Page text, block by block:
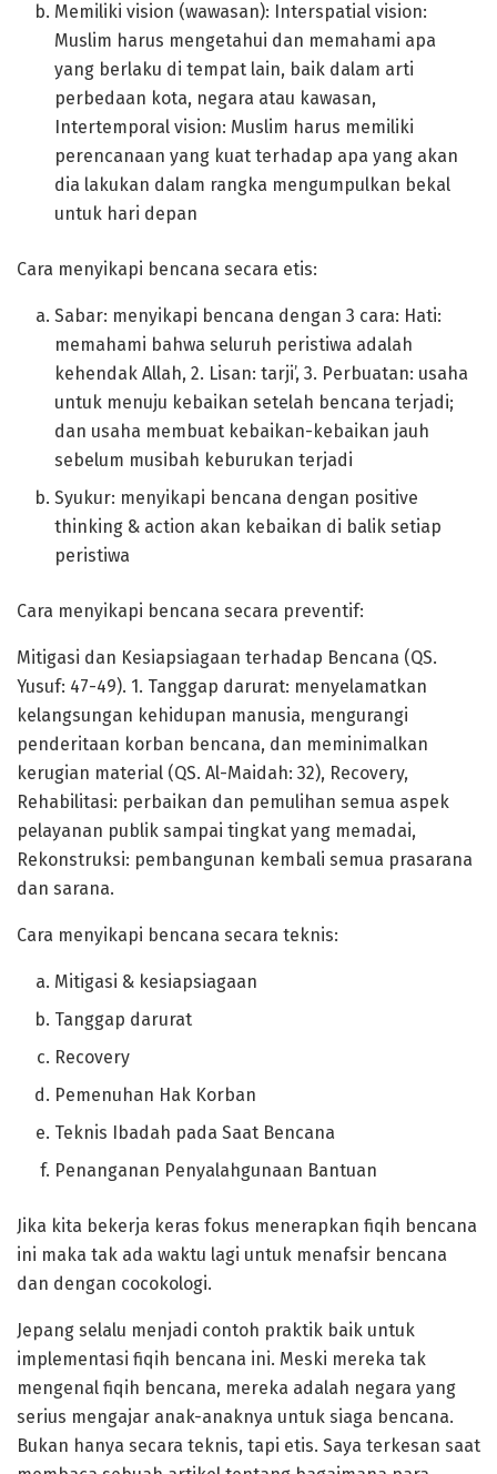
Memiliki vision (wawasan): Interspatial vision:
Muslim harus mengetahui dan memahami apa
yang berlaku di tempat lain, baik dalam arti
perbedaan kota, negara atau kawasan,
Intertemporal vision: Muslim harus memiliki
perencanaan yang kuat terhadap apa yang akan
dia lakukan dalam rangka mengumpulkan bekal
untuk hari depan
Cara menyikapi bencana secara etis:
Sabar: menyikapi bencana dengan 3 cara: Hati:
memahami bahwa seluruh peristiwa adalah
kehendak Allah, 2. Lisan: tarji’, 3. Perbuatan: usaha
untuk menuju kebaikan setelah bencana terjadi;
dan usaha membuat kebaikan-kebaikan jauh
sebelum musibah keburukan terjadi
Syukur: menyikapi bencana dengan positive
thinking & action akan kebaikan di balik setiap
peristiwa
Cara menyikapi bencana secara preventif:
Mitigasi dan Kesiapsiagaan terhadap Bencana (QS.
Yusuf: 47-49). 1. Tanggap darurat: menyelamatkan
kelangsungan kehidupan manusia, mengurangi
penderitaan korban bencana, dan meminimalkan
kerugian material (QS. Al-Maidah: 32), Recovery,
Rehabilitasi: perbaikan dan pemulihan semua aspek
pelayanan publik sampai tingkat yang memadai,
Rekonstruksi: pembangunan kembali semua prasarana
dan sarana.
Cara menyikapi bencana secara teknis:
Mitigasi & kesiapsiagaan
Tanggap darurat
Recovery
Pemenuhan Hak Korban
Teknis Ibadah pada Saat Bencana
Penanganan Penyalahgunaan Bantuan
Jika kita bekerja keras fokus menerapkan fiqih bencana
ini maka tak ada waktu lagi untuk menafsir bencana
dan dengan cocokologi.
Jepang selalu menjadi contoh praktik baik untuk
implementasi fiqih bencana ini. Meski mereka tak
mengenal fiqih bencana, mereka adalah negara yang
serius mengajar anak-anaknya untuk siaga bencana.
Bukan hanya secara teknis, tapi etis. Saya terkesan saat